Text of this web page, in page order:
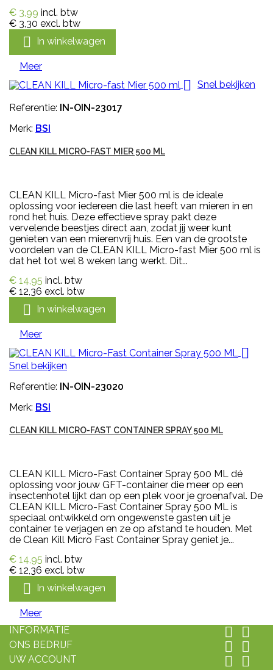
€ 3,99 incl. btw
€ 3,30 excl. btw
 In winkelwagen
Meer

Snel bekijken
Referentie: IN-OIN-23017
Merk: BSI
CLEAN KILL MICRO-FAST MIER 500 ML
CLEAN KILL Micro-fast Mier 500 ml is de ideale
oplossing voor iedereen die last heeft van mieren in en
rond het huis. Deze effectieve spray pakt deze
vervelende beestjes direct aan, zodat jij weer kunt
genieten van een mierenvrij huis. Een van de grootste
voordelen van de CLEAN KILL Micro-fast Mier 500 ml is
dat het tot wel 8 weken lang werkt. Dit...
€ 14,95 incl. btw
€ 12,36 excl. btw
 In winkelwagen
Meer

Snel bekijken
Referentie: IN-OIN-23020
Merk: BSI
CLEAN KILL MICRO-FAST CONTAINER SPRAY 500 ML
CLEAN KILL Micro-Fast Container Spray 500 ML dé
oplossing voor jouw GFT-container die meer op een
insectenhotel lijkt dan op een plek voor je groenafval. De
CLEAN KILL Micro-Fast Container Spray 500 ML is
speciaal ontwikkeld om ongewenste gasten uit je
container te verjagen en ze op afstand te houden. Met
de Clean Kill Micro Fast Container Spray geniet je...
€ 14,95 incl. btw
€ 12,36 excl. btw
 In winkelwagen
Meer
INFORMATIE
 
ONS BEDRIJF  
UW ACCOUNT  